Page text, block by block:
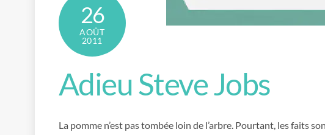
26
AOÛT
2011
Adieu Steve Jobs
La pomme n’est pas tombée loin de l’arbre. Pourtant, les faits